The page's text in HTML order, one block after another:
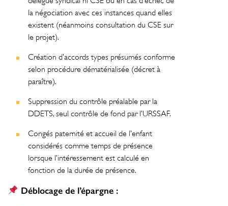
la négociation avec ces instances quand elles
existent (néanmoins consultation du CSE sur
le projet).
Création d’accords types présumés conforme
selon procédure dématérialisée (décret à
paraître).
Suppression du contrôle préalable par la
DDETS, seul contrôle de fond par l’URSSAF.
Congés paternité et accueil de l’enfant
considérés comme temps de présence
lorsque l’intéressement est calculé en
fonction de la durée de présence.
Déblocage de l’épargne :